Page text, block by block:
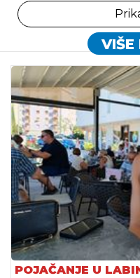
VIŠE
POJAČANJE U